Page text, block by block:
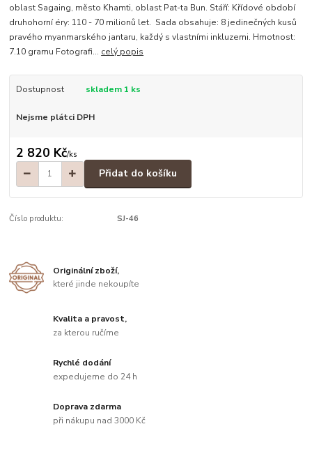
oblast Sagaing, město Khamti, oblast Pat-ta Bun. Stáří: Křídové období
druhohorní éry: 110 - 70 milionů let. Sada obsahuje: 8 jedinečných kusů
pravého myanmarského jantaru, každý s vlastními inkluzemi. Hmotnost:
7.10 gramu Fotografi... celý popis
Dostupnost skladem 1 ks
Nejsme plátci DPH
2 820 Kč/ks
Přidat do košíku
Číslo produktu: SJ-46
Originální zboží,
které jinde nekoupíte
Kvalita a pravost,
za kterou ručíme
Rychlé dodání
expedujeme do 24 h
Doprava zdarma
při nákupu nad 3000 Kč